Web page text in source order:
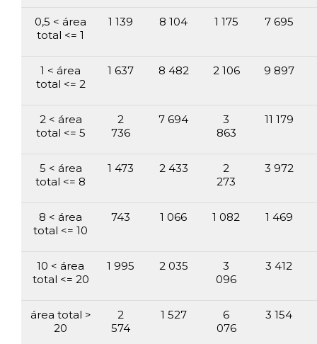
0,5 < área
total <= 1
1 139 8 104 1 175 7 695
1 < área
total <= 2
1 637 8 482 2 106 9 897
2 < área
total <= 5
2
736
7 694
3
863
11 179
5 < área
total <= 8
1 473 2 433
2
273
3 972
8 < área
total <= 10
743 1 066 1 082 1 469
10 < área
total <= 20
1 995 2 035
3
096
3 412
área total >
20
2
574
1 527
6
076
3 154